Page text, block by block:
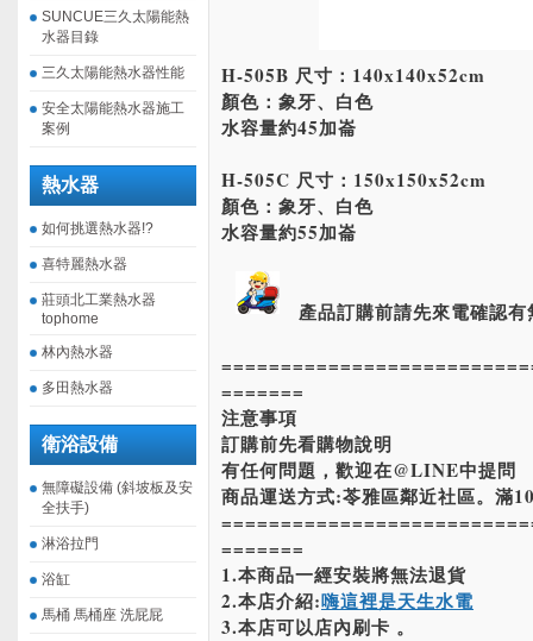
SUNCUE三久太陽能熱
水器目錄
三久太陽能熱水器性能
安全太陽能熱水器施工
案例
熱水器
如何挑選熱水器!?
喜特麗熱水器
莊頭北工業熱水器
tophome
林內熱水器
多田熱水器
衛浴設備
無障礙設備 (斜坡板及安
全扶手)
淋浴拉門
浴缸
馬桶 馬桶座 洗屁屁
H-505B 尺寸：140x140x52cm
顏色：象牙、白色
水容量約45加崙
H-505C 尺寸：150x150x52cm
顏色：象牙、白色
水容量約55加崙
產品訂購前請先來電確認有
=======
注意事項
訂購前先看購物說明
有任何問題，歡迎在@LINE中提問
商品運送方式:苓雅區鄰近社區。滿
=======
1.本商品一經安裝將無法退貨
2.本店介紹:嗨這裡是天生水電
3.本店可以店內刷卡 。